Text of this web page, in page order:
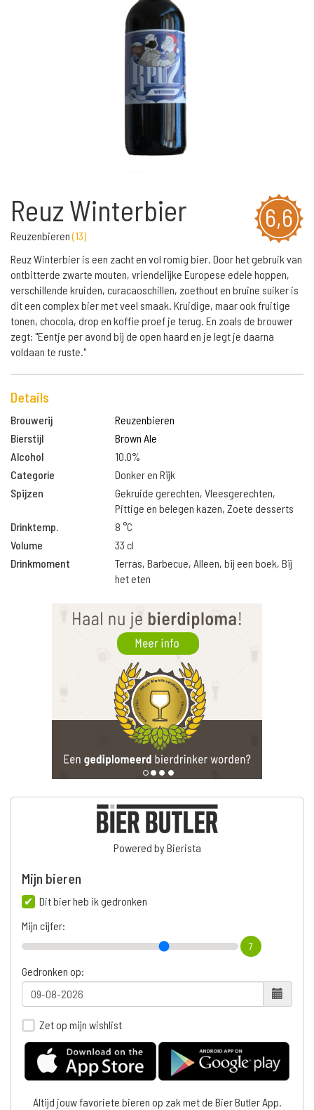
6,6
Reuz Winterbier
Reuzenbieren(13)
Reuz Winterbier is een zacht en vol romig bier. Door het gebruik van
ontbitterde zwarte mouten, vriendelijke Europese edele hoppen,
verschillende kruiden, curacaoschillen, zoethout en bruine suiker is
dit een complex bier met veel smaak. Kruidige, maar ook fruitige
tonen, chocola, drop en koffie proef je terug. En zoals de brouwer
zegt: "Eentje per avond bij de open haard en je legt je daarna
voldaan te ruste."
Details
Brouwerij
Reuzenbieren
Bierstijl
Brown Ale
Alcohol
10.0%
Categorie
Donker en Rijk
Spijzen
Gekruide gerechten, Vleesgerechten,
Pittige en belegen kazen, Zoete desserts
Drinktemp.
8 °C
Volume
33 cl
Drinkmoment
Terras, Barbecue, Alleen, bij een boek, Bij
het eten
Powered by Bierista
Mijn bieren
Dit bier heb ik gedronken
Mijn cijfer:
7
Gedronken op:
Zet op mijn wishlist
Altijd jouw favoriete bieren op zak met de Bier Butler App.